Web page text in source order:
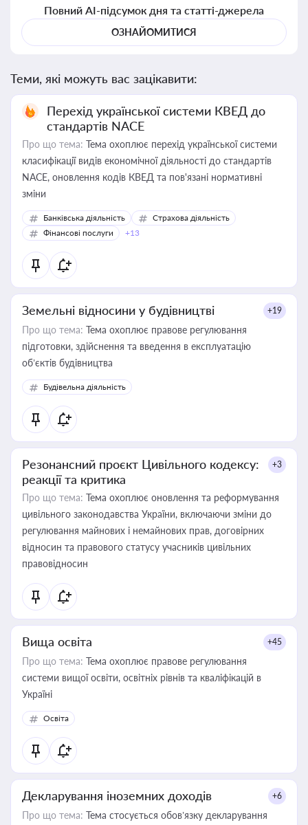
Повний AI-підсумок дня та статті-джерела
ОЗНАЙОМИТИСЯ
Теми, які можуть вас зацікавити:
Перехід української системи КВЕД до
стандартів NACE
Про що тема: Тема охоплює перехід української системи
класифікації видів економічної діяльності до стандартів
NACE, оновлення кодів КВЕД та пов'язані нормативні
зміни
Банківська діяльність
Страхова діяльність
Фінансові послуги
+13
Земельні відносини у будівництві +19
Про що тема: Тема охоплює правове регулювання
підготовки, здійснення та введення в експлуатацію
об’єктів будівництва
Будівельна діяльність
Резонансний проєкт Цивільного кодексу:
реакції та критика
+3
Про що тема: Тема охоплює оновлення та реформування
цивільного законодавства України, включаючи зміни до
регулювання майнових і немайнових прав, договірних
відносин та правового статусу учасників цивільних
правовідносин
Вища освіта +45
Про що тема: Тема охоплює правове регулювання
системи вищої освіти, освітніх рівнів та кваліфікацій в
Україні
Освіта
Декларування іноземних доходів +6
Про що тема: Тема стосується обов’язку декларування